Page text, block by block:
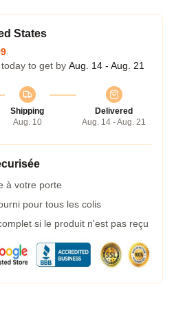
States
to get by Aug. 14 - Aug. 21
Shipping
Aug. 10
Delivered
Aug. 14 - Aug. 21
à votre porte
pour tous les colis
si le produit n'est pas reçu